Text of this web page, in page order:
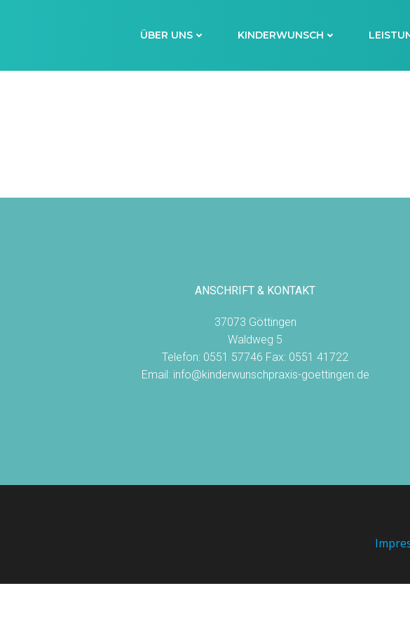
ÜBER UNS KINDERWUNSCH
ANSCHRIFT & KONTAKT
37073 Göttingen
Waldweg 5
Telefon: 0551 57746 Fax: 0551 41722
Email: info@kinderwunschpraxis-goettingen.de